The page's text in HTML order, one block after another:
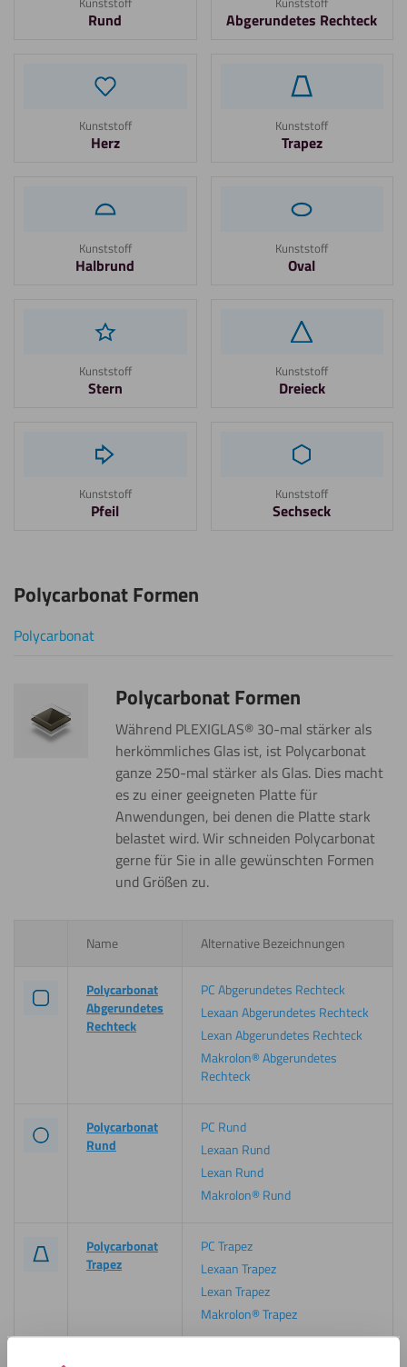
Rund Abgerundetes Rechteck
Kunststoff
Herz
Kunststoff
Trapez
Kunststoff
Halbrund
Kunststoff
Oval
Kunststoff
Stern
Kunststoff
Dreieck
Kunststoff
Pfeil
Kunststoff
Sechseck
Polycarbonat Formen
Polycarbonat
Polycarbonat Formen
Während PLEXIGLAS® 30-mal stärker als
herkömmliches Glas ist, ist Polycarbonat
ganze 250-mal stärker als Glas. Dies macht
es zu einer geeigneten Platte für
Anwendungen, bei denen die Platte stark
belastet wird. Wir schneiden Polycarbonat
gerne für Sie in alle gewünschten Formen
und Größen zu.
Name Alternative Bezeichnungen
Polycarbonat
Abgerundetes
Rechteck
PC Abgerundetes Rechteck
Lexaan Abgerundetes Rechteck
Lexan Abgerundetes Rechteck
Makrolon® Abgerundetes
Rechteck
Polycarbonat
Rund
PC Rund
Lexaan Rund
Lexan Rund
Makrolon® Rund
Polycarbonat
Trapez
PC Trapez
Lexaan Trapez
Lexan Trapez
Makrolon® Trapez